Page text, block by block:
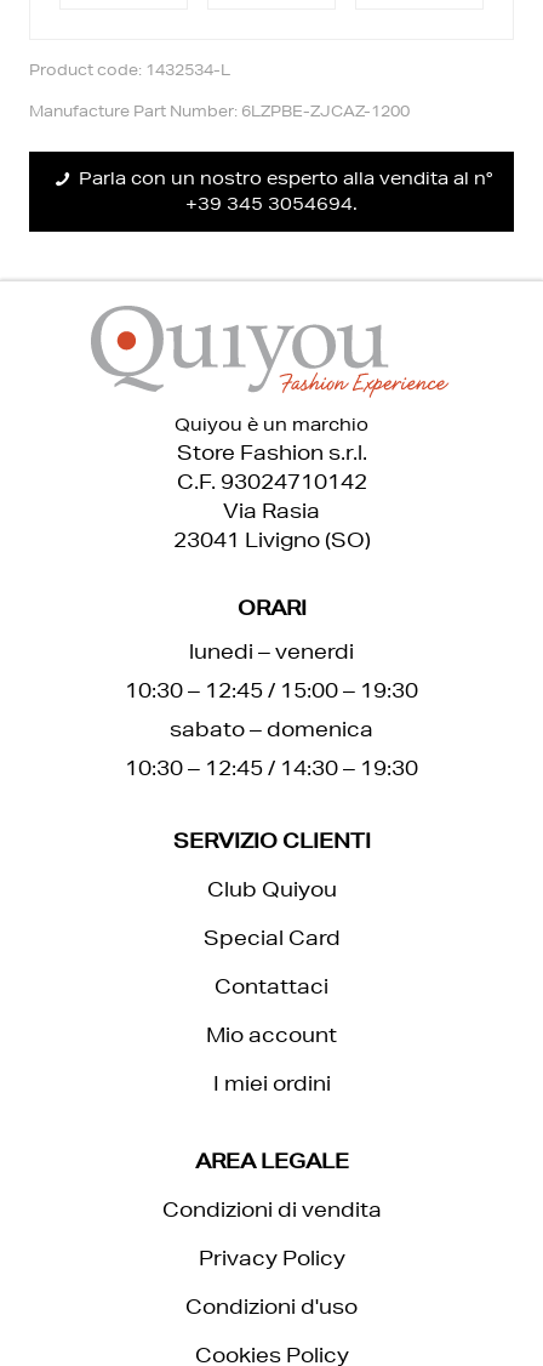
Product code: 1432534-L
Manufacture Part Number: 6LZPBE-ZJCAZ-1200
Parla con un nostro esperto alla vendita al n°
+39 345 3054694.
Quiyou è un marchio
Store Fashion s.r.l.
C.F. 93024710142
Via Rasia
23041 Livigno (SO)
ORARI
lunedi – venerdi
10:30 – 12:45 / 15:00 – 19:30
sabato – domenica
10:30 – 12:45 / 14:30 – 19:30
SERVIZIO CLIENTI
Club Quiyou
Special Card
Contattaci
Mio account
I miei ordini
AREA LEGALE
Condizioni di vendita
Privacy Policy
Condizioni d'uso
Cookies Policy